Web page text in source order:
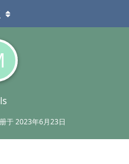
于2023年6月23日